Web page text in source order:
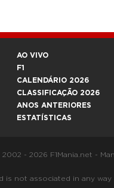
AO VIVO
F1
CALENDÁRIO 2026
CLASSIFICAÇÃO 2026
ANOS ANTERIORES
ESTATÍSTICAS
2002 - 2026 F1Mania.net -
not associated in any way